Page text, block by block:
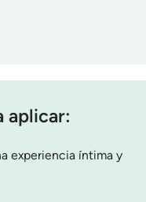
aplicar:
experiencia íntima y